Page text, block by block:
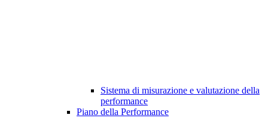
Sistema di misurazione e valutazione della
performance
Piano della Performance